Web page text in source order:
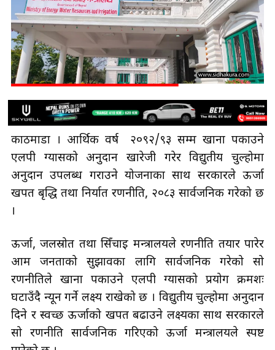
काठमाडौँ । आर्थिक वर्ष २०९२/९३ सम्म खाना पकाउने
एलपी ग्यासको अनुदान खारेजी गरेर विद्युतीय चुल्होमा
अनुदान उपलब्ध गराउने योजनाका साथ सरकारले ऊर्जा
खपत बृद्धि तथा निर्यात रणनीति, २०८३ सार्वजनिक गरेको छ
।
ऊर्जा, जलस्रोत तथा सिँचाइ मन्त्रालयले रणनीति तयार पारेर
आम जनताको सुझावका लागि सार्वजनिक गरेको सो
रणनीतिले खाना पकाउने एलपी ग्यासको प्रयोग क्रमशः
घटाउँदै न्यून गर्ने लक्ष्य राखेको छ । विद्युतीय चुल्होमा अनुदान
दिने र स्वच्छ ऊर्जाको खपत बढाउने लक्ष्यका साथ सरकारले
सो रणनीति सार्वजनिक गरिएको ऊर्जा मन्त्रालयले स्पष्ट